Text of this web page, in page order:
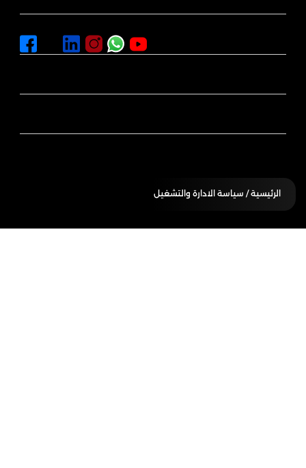
الرئيسية/ سياسة الادارة والتشغيل